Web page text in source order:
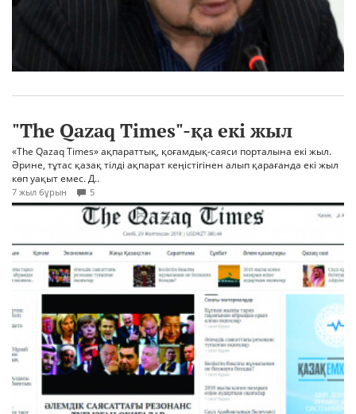
"The Qazaq Times"-қа екі жыл
«The Qazaq Times» ақпараттық, қоғамдық-саяси порталына екі жыл.
Әрине, тұтас қазақ тілді ақпарат кеңістігінен алып қарағанда екі жыл
көп уақыт емес. Д..
7 жыл бұрын 5